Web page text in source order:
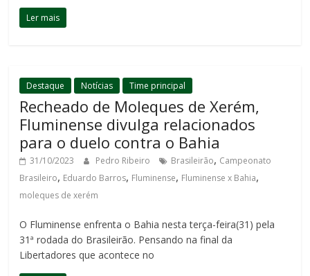
Ler mais
Destaque Notícias Time principal
Recheado de Moleques de Xerém,
Fluminense divulga relacionados
para o duelo contra o Bahia
31/10/2023 Pedro Ribeiro Brasileirão, Campeonato
Brasileiro, Eduardo Barros, Fluminense, Fluminense x Bahia,
moleques de xerém
O Fluminense enfrenta o Bahia nesta terça-feira(31) pela
31ª rodada do Brasileirão. Pensando na final da
Libertadores que acontece no